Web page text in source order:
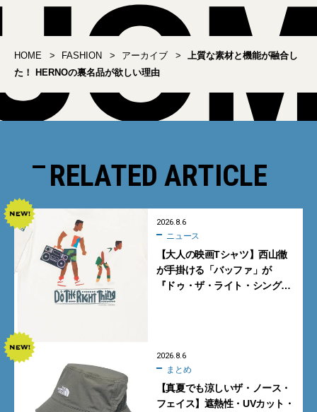
間違いない
HOME FASHION アーカイブ
上質な素材と機能が融合し
た！ HERNOの裏名品が欲しい理由
RELATED ARTICLE
2026.8.6
ニュース
【大人の映画Tシャツ】西山徹
が手掛ける「バッファ」が
『ドゥ・ザ・ライト・シング』
2026.8.6
まとめ
【真夏でも涼しいザ・ノース・
フェイス】遮熱性・UVカット・